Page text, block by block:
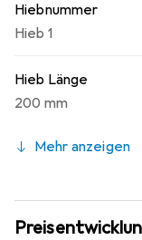
Hiebnummer
Hieb 1
Hieb Länge
200 mm
Mehr anzeigen